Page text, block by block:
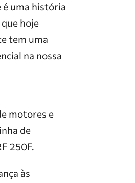
é uma história
hoje
tem uma
na nossa
motores e
de
250F.
às